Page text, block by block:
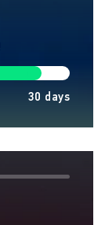
30 days